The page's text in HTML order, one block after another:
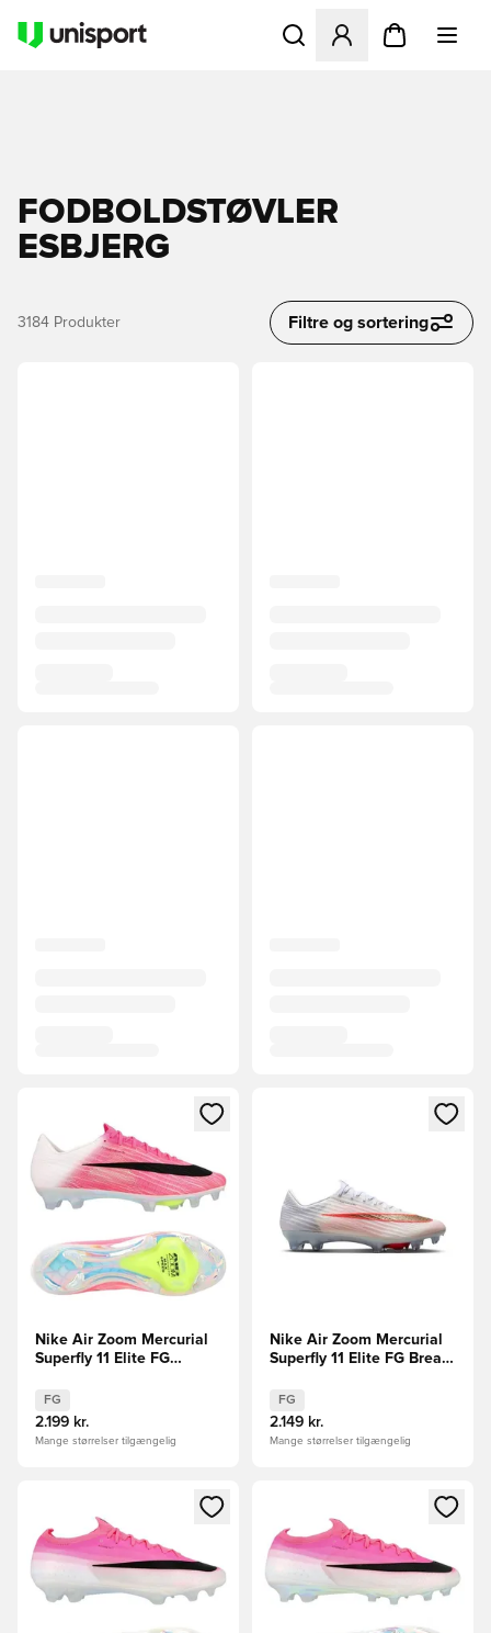
Åbner en Modal til at
FODBOLDSTØVLER
ESBJERG
3184 Produkter Filtre og sortering
Åbner en Modal til at logge ind eller tilmelde dig som
Nike Air Zoom Mercurial
Superfly 11 Elite FG
FG
2.199 kr.
Mange størrelser tilgængelig
Åbner en Modal til at logge
Nike Air Zoom Mercurial
Superfly 11 Elite FG Break
FG
2.149 kr.
Mange størrelser tilgængelig
Åbner en Modal til at logge ind eller tilmelde dig som
Åbner en Modal til at logge